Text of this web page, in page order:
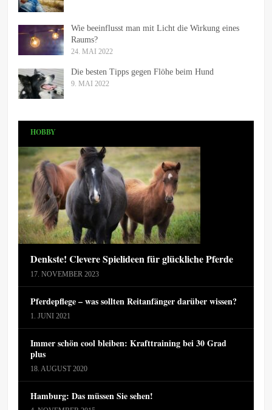
Wie beeinflusst man mit Licht die Wirkung eines
Raums?
24. MAI 2022
Die besten Tipps gegen Flöhe beim Hund
9. MAI 2022
HOBBY
Denkste! Clevere Spielideen für glückliche Pferde
17. NOVEMBER 2023
Pferdepflege – was sollten Reitanfänger darüber wissen?
1. JUNI 2021
Immer schön cool bleiben: Krafttraining bei 30 Grad
plus
18. AUGUST 2020
Hamburg: Das müssen Sie sehen!